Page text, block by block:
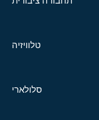
טלוויזיה
סלולארי